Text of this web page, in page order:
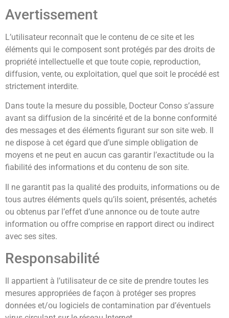
Avertissement
L’utilisateur reconnaît que le contenu de ce site et les
éléments qui le composent sont protégés par des droits de
propriété intellectuelle et que toute copie, reproduction,
diffusion, vente, ou exploitation, quel que soit le procédé est
strictement interdite.
Dans toute la mesure du possible, Docteur Conso s’assure
avant sa diffusion de la sincérité et de la bonne conformité
des messages et des éléments figurant sur son site web. Il
ne dispose à cet égard que d’une simple obligation de
moyens et ne peut en aucun cas garantir l’exactitude ou la
fiabilité des informations et du contenu de son site.
Il ne garantit pas la qualité des produits, informations ou de
tous autres éléments quels qu’ils soient, présentés, achetés
ou obtenus par l’effet d’une annonce ou de toute autre
information ou offre comprise en rapport direct ou indirect
avec ses sites.
Responsabilité
Il appartient à l’utilisateur de ce site de prendre toutes les
mesures appropriées de façon à protéger ses propres
données et/ou logiciels de contamination par d’éventuels